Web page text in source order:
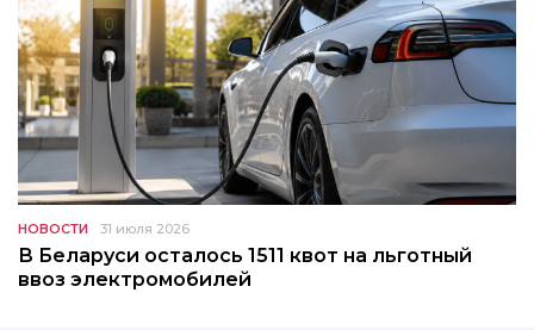
НОВОСТИ 31 июля 2026
В Беларуси осталось 1511 квот на льготный
ввоз электромобилей